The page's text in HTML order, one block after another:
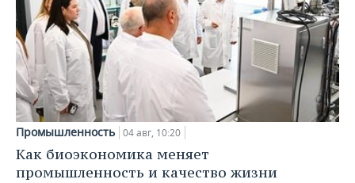
Промышленность 04 авг, 10:20
Как биоэкономика меняет
промышленность и качество жизни